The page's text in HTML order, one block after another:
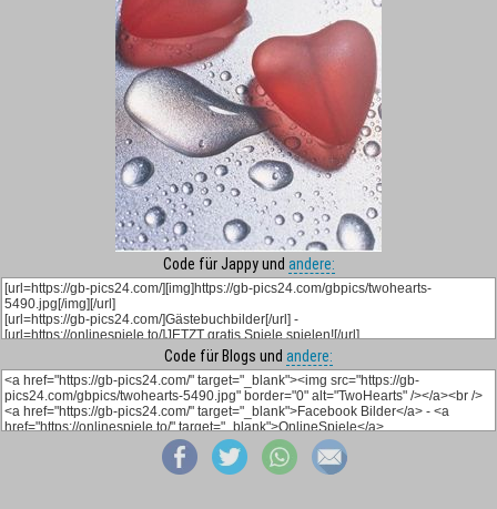
Code für Jappy und andere:
Code für Blogs und andere: